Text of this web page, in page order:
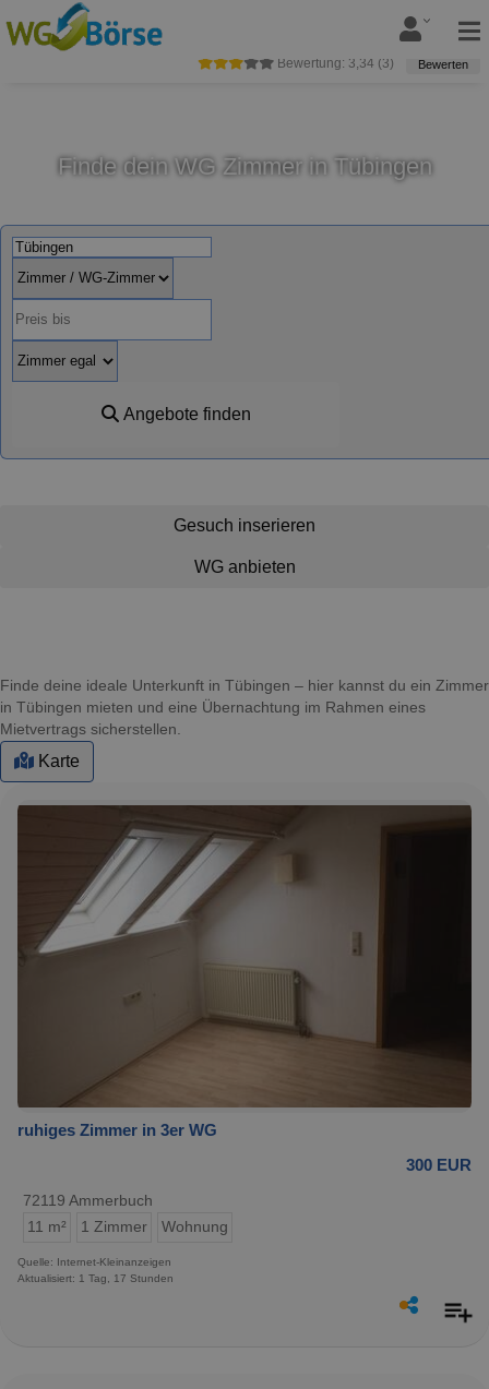
Bewertung: 3,34 (3) Bewerten
Finde dein WG Zimmer in Tübingen
Angebote finden
Gesuch inserieren
WG anbieten
Finde deine ideale Unterkunft in Tübingen – hier kannst du ein Zimmer
in Tübingen mieten und eine Übernachtung im Rahmen eines
Mietvertrags sicherstellen.
Karte
ruhiges Zimmer in 3er WG
300 EUR
72119 Ammerbuch
11 m²
1 Zimmer Wohnung
Quelle: Internet-Kleinanzeigen
Aktualisiert: 1 Tag, 17 Stunden